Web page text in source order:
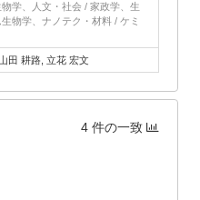
学、人文・社会 / 家政学、生
物学、ナノテク・材料 / ケミ
田 耕路, 立花 宏文
4 件の一致